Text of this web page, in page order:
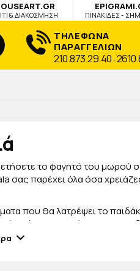
& ΔΙΑΚΟΣΜΗΣΗ ΠΙΝΑΚΙΔΕΣ -
ΤΗΛΕΦΩΝΑ
ΠΑΡΑΓΓΕΛΙΩΝ
210.873.29.40 -
το φαγητό του
σας παρέχει όλα όσα
που θα λατρέψει το
απόλυτα φιλικά προς το
με αυτό το φαγητό του.